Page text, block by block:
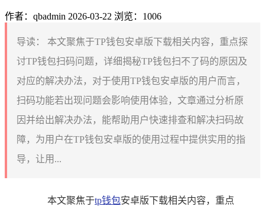
作者：qbadmin 2026-03-22 浏览：1006
导读：
本文聚焦于TP钱包安卓版下载相关内容，重点探
讨TP钱包扫码问题，详细揭秘TP钱包扫不了码的原因及
对应的解决办法，对于使用TP钱包安卓版的用户而言，
扫码功能若出现问题会影响使用体验，文章通过分析原
因并给出解决办法，能帮助用户快速排查和解决扫码故
障，为用户在TP钱包安卓版的使用过程中提供实用的指
导，让用...
本文聚焦于tp钱包安卓版下载相关内容，重点